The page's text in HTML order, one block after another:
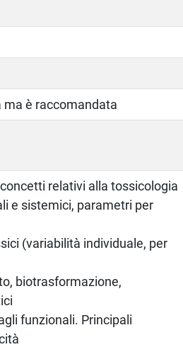
ma è raccomandata
relativi alla tossicologia
e sistemici, parametri per
(variabilità individuale, per
biotrasformazione,
funzionali. Principali